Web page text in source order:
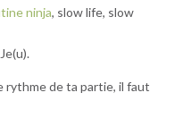
ninja, slow life, slow
rythme de ta partie, il faut